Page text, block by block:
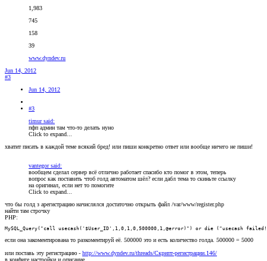
1,983
745
158
39
www.dyndev.ru
Jun 14, 2012
#3
Jun 14, 2012
#3
timur said:
пфп админ там что-то делать нуно
Click to expand...
хватит писать в каждой теме всякий бред! или пиши конкретно ответ или вообще ничего не пиши!
vantegor said:
вообщем сделал сервер всё отлично работает спасибо кто помог в этом, теперь
вопрос как поставить чтоб голд автоматом шёл? если дабл тема то скиньте ссылку
на оригинал, если нет то помогите
Click to expand...
что бы голд з арегистрацию начислялся достаточно открыть файл /var/www/register.php
найти там строчку
PHP:
MySQL_Query("call usecash('$User_ID',1,0,1,0,500000,1,@error)") or die ("usecash
если она закоментирована то разкоментируй её. 500000 это и есть количество голда. 500000 = 5000
или поставь эту регистрацию - http://www.dyndev.ru/threads/Скрипт-регистрации.146/
в конфиге настройки и описание.